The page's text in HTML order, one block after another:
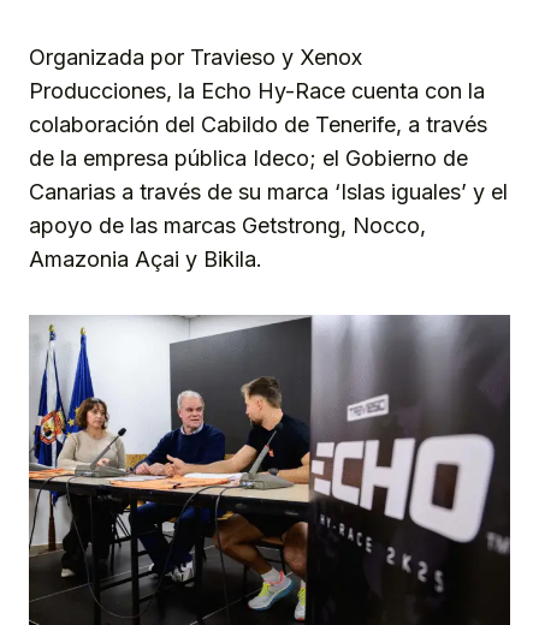
Organizada por Travieso y Xenox
Producciones, la Echo Hy-Race cuenta con la
colaboración del Cabildo de Tenerife, a través
de la empresa pública Ideco; el Gobierno de
Canarias a través de su marca ‘Islas iguales’ y el
apoyo de las marcas Getstrong, Nocco,
Amazonia Açai y Bikila.